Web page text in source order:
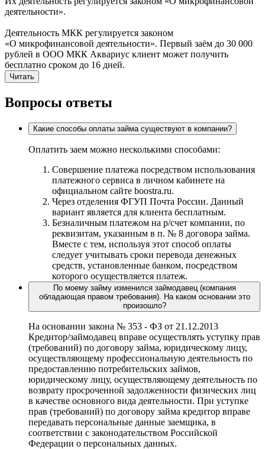
деятельности».
Деятельность МКК регулируется законом
«О микрофинансовой деятельности». Первый заём до 30 000
рублей в ООО МКК Аквариус клиент может получить
бесплатно сроком до 16 дней.
Читать
Вопросы ответы
Какие способы оплаты займа существуют в компании?
Оплатить заем можно несколькими способами:
Совершение платежа посредством использования
платежного сервиса в личном кабинете на
официальном сайте boostra.ru.
Через отделения ФГУП Почта России. Данный
вариант является для клиента бесплатным.
Безналичным платежом на р/счет компании, по
реквизитам, указанным в п. № 8 договора займа.
Вместе с тем, используя этот способ оплаты
следует учитывать сроки перевода денежных
средств, установленные банком, посредством
которого осуществляется платеж.
По моему займу изменился займодавец (компания
обладающая правом требования). На каком основании это
произошло?
На основании закона № 353 - ФЗ от 21.12.2013
Кредитор/займодавец вправе осуществлять уступку прав
(требований) по договору займа, юридическому лицу,
осуществляющему профессиональную деятельность по
предоставлению потребительских займов,
юридическому лицу, осуществляющему деятельность по
возврату просроченной задолженности физических лиц
в качестве основного вида деятельности. При уступке
прав (требований) по договору займа кредитор вправе
передавать персональные данные заемщика, в
соответствии с законодательством Российской
Федерации о персональных данных.